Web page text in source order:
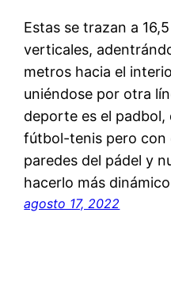
Estas se trazan a
verticales,
metros hacia el
uniéndose por otra
deporte es el padbol,
fútbol-tenis pero con
paredes del pádel y
hacerlo más
agosto 17, 2022